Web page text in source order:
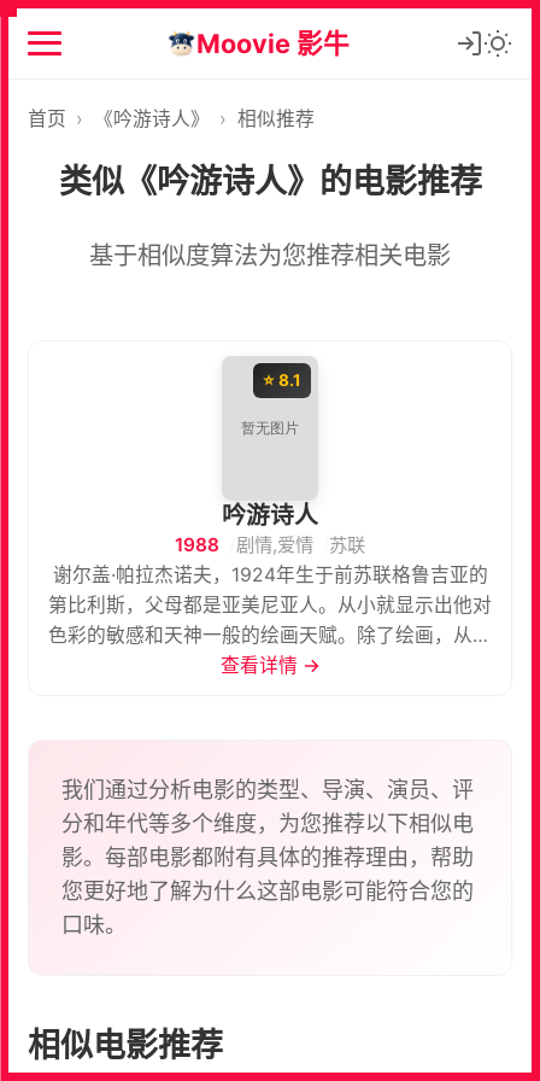
Moovie 影牛
首页 › 《吟游诗人》 › 相似推荐
类似《吟游诗人》的电影推荐
基于相似度算法为您推荐相关电影
⭐ 8.1
吟游诗人
1988 剧情,爱情
苏联
谢尔盖·帕拉杰诺夫，1924年生于前苏联格鲁吉亚的
第比利斯，父母都是亚美尼亚人。从小就显示出他对
色彩的敏感和天神一般的绘画天赋。除了绘画，从小
他就对电影和音乐有着浓厚的兴趣。1945年，他21
之后成为老师杜甫仁科的助手，杜甫仁科是苏联诗电
影的祖先，塔尔科夫斯基和帕拉杰诺夫都得益于他的
教诲。 根据俄罗斯作家莱蒙托夫的故事改编。一个游
吟诗人在路途上花了一千个白天和黑夜，随时随地尽
其所能为人们带来快乐。他的流动的生活方式看似毫
无目的，其实不然。他希望在一千个日日夜夜之后，
with a rich merchant's daughter, but is spurned by
her father and forced to roam the world for a
查看详情 →
我们通过分析电影的类型、导演、演员、评
分和年代等多个维度，为您推荐以下相似电
影。每部电影都附有具体的推荐理由，帮助
您更好地了解为什么这部电影可能符合您的
口味。
相似电影推荐